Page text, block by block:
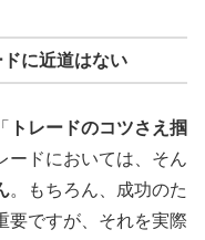
に近道はない
トレードのコツさえ掴
ードにおいては、そん
。もちろん、成功のた
要ですが、それを実際